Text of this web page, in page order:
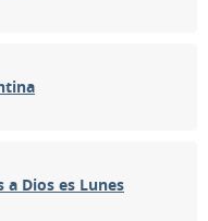
a Dios es Lunes